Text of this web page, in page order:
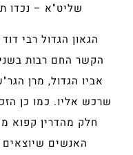
שליט"א – נכדו
הגאון הגדול רבי
הקשר החם רבות
אביו הגדול, מרן
שרכש אליו. כמו כן
חלק מהדרין קפוא
האנשים